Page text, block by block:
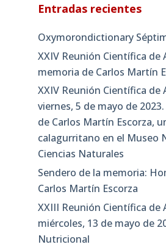
Entradas recientes
Oxymorondictionary
XXIV Reunión Científica de
memoria de Carlos Martín
XXIV Reunión Científica de
viernes, 5 de mayo de
de Carlos Martín Escorza,
calagurritano en el Museo
Ciencias Naturales
Sendero de la memoria:
Carlos Martín Escorza
XXIII Reunión Científica de
miércoles, 13 de mayo de
Nutricional